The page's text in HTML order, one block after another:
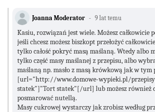
Joanna Moderator 9 lat temu
Kasiu, rozwiązań jest wiele. Możesz całkowicie
jeśli chcesz możesz biszkopt przełożyć
tylko całość pokryć masą maślaną. Wtedy albo
tylko część masy maślanej z przepisu, albo
maślaną np. masło z masą krówkową jak w tym
[url="http://www.domowe-wypieki.pl/
statek"]"Tort statek"[/url] lub możesz również
posmarować nutellą.
Masy cukrowej wystarczy jak zrobisz według